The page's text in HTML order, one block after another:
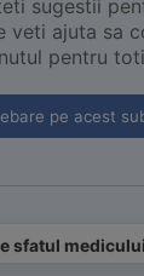
sugestii
veti ajuta sa
pentru
pe acest
sfatul medicului